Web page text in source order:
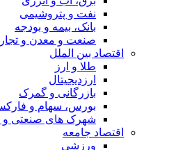
نفت و پتروشیمی
بانک، بیمه و بودجه
صنعت و معدن و
اقتصاد بین الملل
طلا و ارز
ارزدیجیتال
بازرگانی و گمرک
بورس، سهام و
شهرک های صنعتی و
اقتصاد جامعه
ورزشی